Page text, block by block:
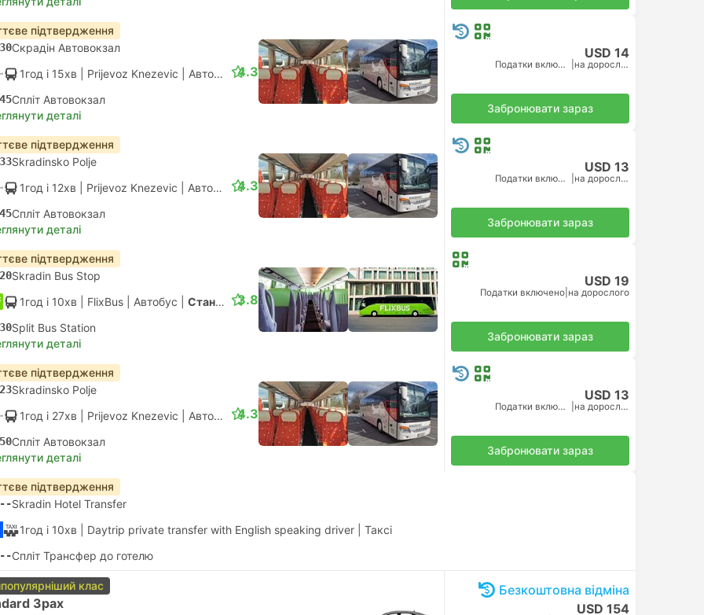
підтвердження
Скрадін Автовокзал
1год і 15хв | Prijevoz Knezevic Автобус |Стандарт АС
Спліт Автовокзал
4.3
деталі
USD 14
Податки включено на дорослого
Забронювати зараз
підтвердження
Skradinsko Polje
1год і 12хв | Prijevoz Knezevic Автобус |Стандарт АС
Спліт Автовокзал
4.3
деталі
USD 13
Податки включено на дорослого
Забронювати зараз
підтвердження
Skradin Bus Stop
1год і 10хв | FlixBus Автобус Стандарт
Split Bus Station
3.8
деталі
USD 19
Податки включено на дорослого
Забронювати зараз
підтвердження
Skradinsko Polje
1год і 27хв | Prijevoz Knezevic Автобус |Стандарт АС
Спліт Автовокзал
4.3
деталі
USD 13
Податки включено на дорослого
Забронювати зараз
підтвердження
Skradin Hotel Transfer
1год і 10хв | Daytrip private transfer with English speaking driver Таксі
Спліт Трансфер до готелю
клас
3pax
Безкоштовна відміна
USD 154